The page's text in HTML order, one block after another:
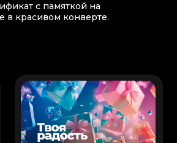
с памяткой на
в красивом конверте.